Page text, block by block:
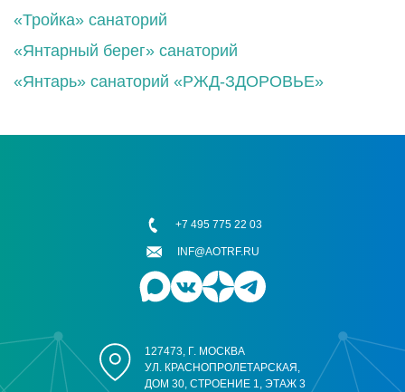
«Тройка» санаторий
«Янтарный берег» санаторий
«Янтарь» санаторий «РЖД-ЗДОРОВЬЕ»
127473, Г. МОСКВА
УЛ. КРАСНОПРОЛЕТАРСКАЯ,
ДОМ 30, СТРОЕНИЕ 1, ЭТАЖ 3
+7 495 775 22 03
INF@AOTRF.RU